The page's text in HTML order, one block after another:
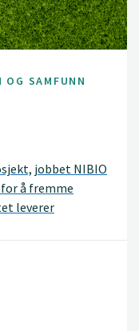
SAMFUNN
jobbet NIBIO
å fremme
leverer
PRESISnet.